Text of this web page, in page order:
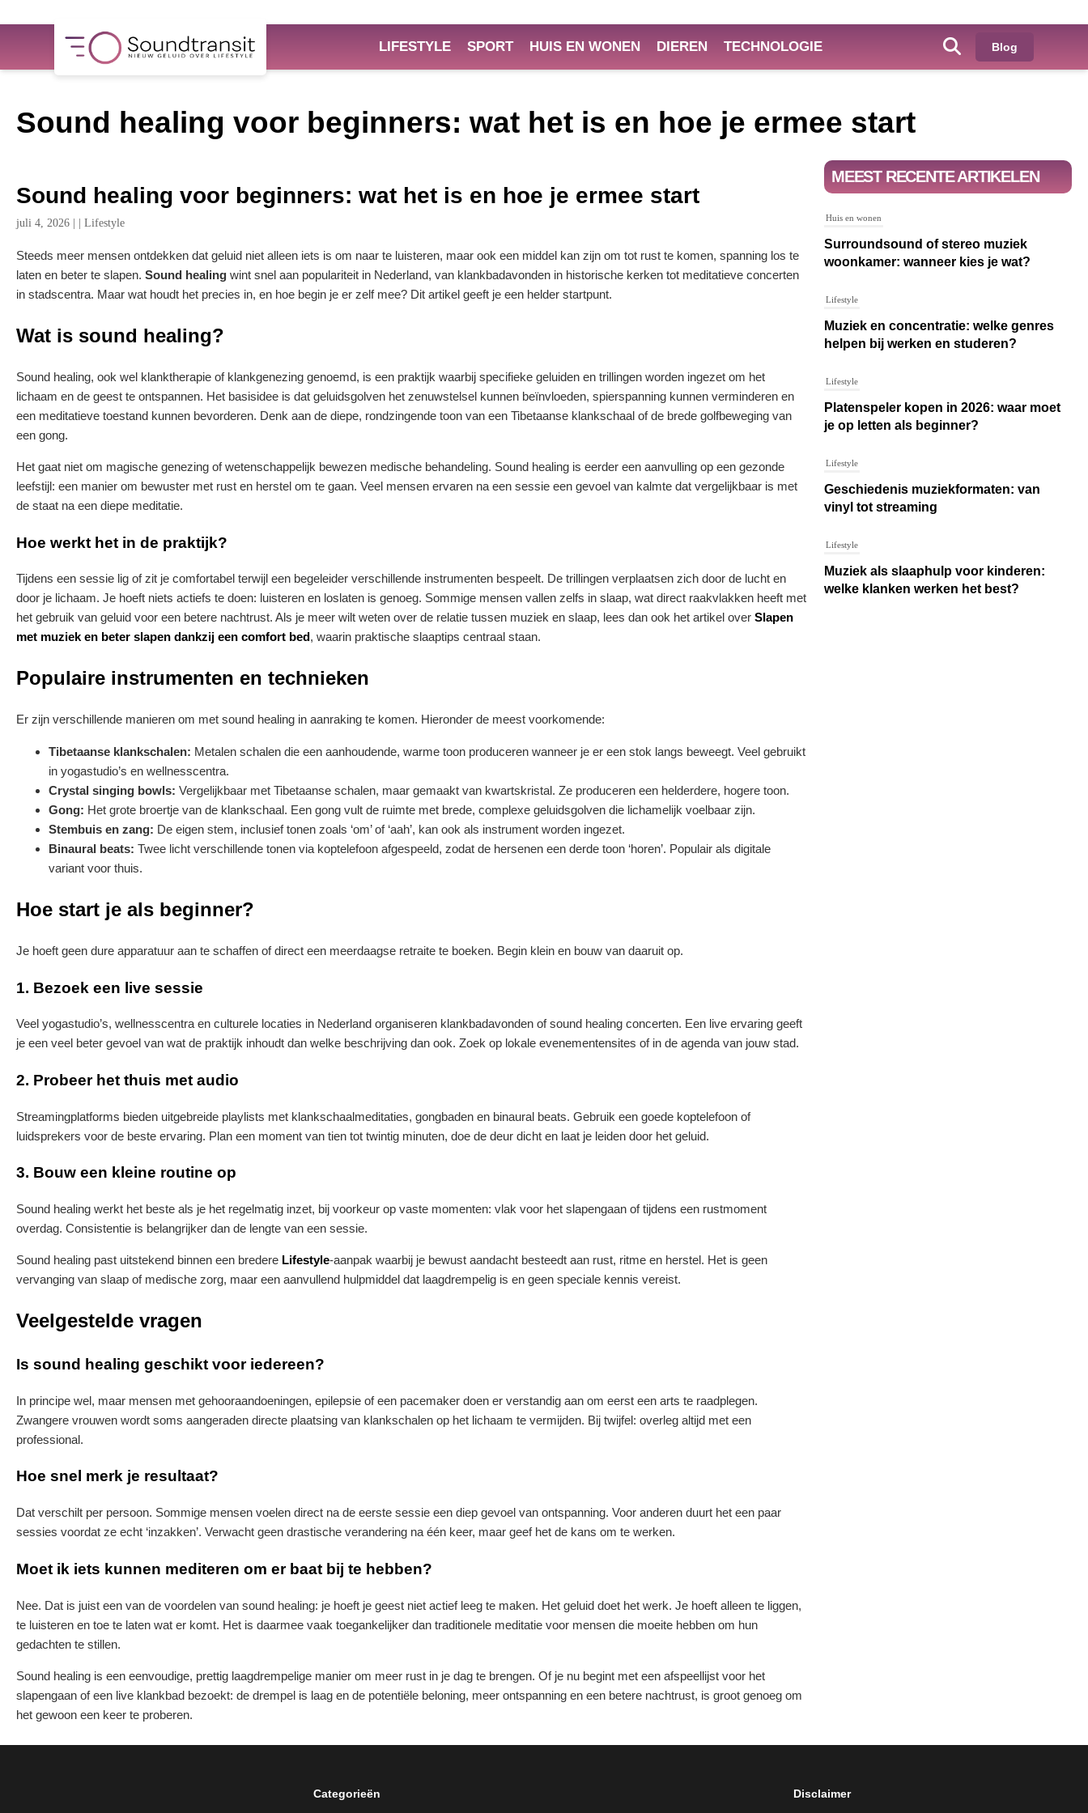
LIFESTYLE SPORT HUIS EN WONEN DIEREN TECHNOLOGIE Blog
Sound healing voor beginners: wat het is en hoe je ermee start
Sound healing voor beginners: wat het is en hoe je ermee start
juli 4, 2026 Lifestyle
Steeds meer mensen ontdekken dat geluid niet alleen iets is om naar te luisteren, maar ook een middel kan zijn om tot rust te komen, spanning los te
laten en beter te slapen. Sound healing wint snel aan populariteit in Nederland, van klankbadavonden in historische kerken tot meditatieve concerten
in stadscentra. Maar wat houdt het precies in, en hoe begin je er zelf mee? Dit artikel geeft je een helder startpunt.
Wat is sound healing?
Sound healing, ook wel klanktherapie of klankgenezing genoemd, is een praktijk waarbij specifieke geluiden en trillingen worden ingezet om het
lichaam en de geest te ontspannen. Het basisidee is dat geluidsgolven het zenuwstelsel kunnen beïnvloeden, spierspanning kunnen verminderen en
een meditatieve toestand kunnen bevorderen. Denk aan de diepe, rondzingende toon van een Tibetaanse klankschaal of de brede golfbeweging van
een gong.
Het gaat niet om magische genezing of wetenschappelijk bewezen medische behandeling. Sound healing is eerder een aanvulling op een gezonde
leefstijl: een manier om bewuster met rust en herstel om te gaan. Veel mensen ervaren na een sessie een gevoel van kalmte dat vergelijkbaar is met
de staat na een diepe meditatie.
Hoe werkt het in de praktijk?
Tijdens een sessie lig of zit je comfortabel terwijl een begeleider verschillende instrumenten bespeelt. De trillingen verplaatsen zich door de lucht en
door je lichaam. Je hoeft niets actiefs te doen: luisteren en loslaten is genoeg. Sommige mensen vallen zelfs in slaap, wat direct raakvlakken heeft met
het gebruik van geluid voor een betere nachtrust. Als je meer wilt weten over de relatie tussen muziek en slaap, lees dan ook het artikel over Slapen
met muziek en beter slapen dankzij een comfort bed, waarin praktische slaaptips centraal staan.
Populaire instrumenten en technieken
Er zijn verschillende manieren om met sound healing in aanraking te komen. Hieronder de meest voorkomende:
Tibetaanse klankschalen: Metalen schalen die een aanhoudende, warme toon produceren wanneer je er een stok langs beweegt. Veel gebruikt
in yogastudio’s en wellnesscentra.
Crystal singing bowls: Vergelijkbaar met Tibetaanse schalen, maar gemaakt van kwartskristal. Ze produceren een helderdere, hogere toon.
Gong: Het grote broertje van de klankschaal. Een gong vult de ruimte met brede, complexe geluidsgolven die lichamelijk voelbaar zijn.
Stembuis en zang: De eigen stem, inclusief tonen zoals ‘om’ of ‘aah’, kan ook als instrument worden ingezet.
Binaural beats: Twee licht verschillende tonen via koptelefoon afgespeeld, zodat de hersenen een derde toon ‘horen’. Populair als digitale
variant voor thuis.
Hoe start je als beginner?
Je hoeft geen dure apparatuur aan te schaffen of direct een meerdaagse retraite te boeken. Begin klein en bouw van daaruit op.
1. Bezoek een live sessie
Veel yogastudio’s, wellnesscentra en culturele locaties in Nederland organiseren klankbadavonden of sound healing concerten. Een live ervaring geeft
je een veel beter gevoel van wat de praktijk inhoudt dan welke beschrijving dan ook. Zoek op lokale evenementensites of in de agenda van jouw stad.
2. Probeer het thuis met audio
Streamingplatforms bieden uitgebreide playlists met klankschaalmeditaties, gongbaden en binaural beats. Gebruik een goede koptelefoon of
luidsprekers voor de beste ervaring. Plan een moment van tien tot twintig minuten, doe de deur dicht en laat je leiden door het geluid.
3. Bouw een kleine routine op
Sound healing werkt het beste als je het regelmatig inzet, bij voorkeur op vaste momenten: vlak voor het slapengaan of tijdens een rustmoment
overdag. Consistentie is belangrijker dan de lengte van een sessie.
Sound healing past uitstekend binnen een bredere Lifestyle-aanpak waarbij je bewust aandacht besteedt aan rust, ritme en herstel. Het is geen
vervanging van slaap of medische zorg, maar een aanvullend hulpmiddel dat laagdrempelig is en geen speciale kennis vereist.
Veelgestelde vragen
Is sound healing geschikt voor iedereen?
In principe wel, maar mensen met gehooraandoeningen, epilepsie of een pacemaker doen er verstandig aan om eerst een arts te raadplegen.
Zwangere vrouwen wordt soms aangeraden directe plaatsing van klankschalen op het lichaam te vermijden. Bij twijfel: overleg altijd met een
professional.
Hoe snel merk je resultaat?
Dat verschilt per persoon. Sommige mensen voelen direct na de eerste sessie een diep gevoel van ontspanning. Voor anderen duurt het een paar
sessies voordat ze echt ‘inzakken’. Verwacht geen drastische verandering na één keer, maar geef het de kans om te werken.
Moet ik iets kunnen mediteren om er baat bij te hebben?
Nee. Dat is juist een van de voordelen van sound healing: je hoeft je geest niet actief leeg te maken. Het geluid doet het werk. Je hoeft alleen te liggen,
te luisteren en toe te laten wat er komt. Het is daarmee vaak toegankelijker dan traditionele meditatie voor mensen die moeite hebben om hun
gedachten te stillen.
Sound healing is een eenvoudige, prettig laagdrempelige manier om meer rust in je dag te brengen. Of je nu begint met een afspeellijst voor het
slapengaan of een live klankbad bezoekt: de drempel is laag en de potentiële beloning, meer ontspanning en een betere nachtrust, is groot genoeg om
het gewoon een keer te proberen.
MEEST RECENTE ARTIKELEN
Huis en wonen
Surroundsound of stereo muziek
woonkamer: wanneer kies je wat?
Lifestyle
Muziek en concentratie: welke genres
helpen bij werken en studeren?
Lifestyle
Platenspeler kopen in 2026: waar moet
je op letten als beginner?
Lifestyle
Geschiedenis muziekformaten: van
vinyl tot streaming
Lifestyle
Muziek als slaaphulp voor kinderen:
welke klanken werken het best?
Categorieën Disclaimer